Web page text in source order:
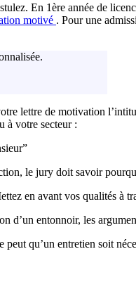
En 1ère année de
motivé . Pour une
lettre de motivation
à votre secteur :
le jury doit savoir
en avant vos qualités à
d’un entonnoir, les
peut qu’un entretien soit